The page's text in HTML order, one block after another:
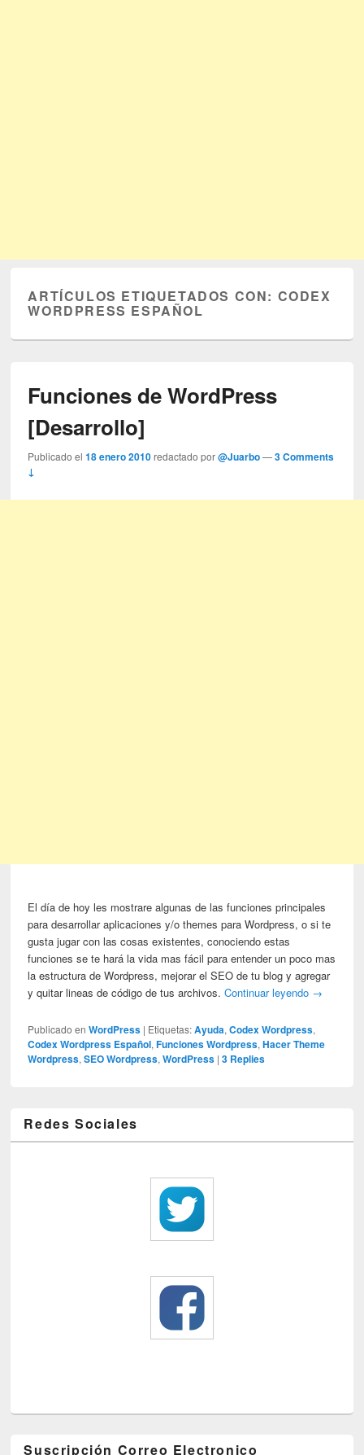
ARTÍCULOS ETIQUETADOS CON: CODEX
WORDPRESS ESPAÑOL
Funciones de WordPress
[Desarrollo]
Publicado el18 enero 2010 redactado por@Juarbo —3 Comments
↓
El día de hoy les mostrare algunas de las funciones principales
para desarrollar aplicaciones y/o themes para Wordpress, o si te
gusta jugar con las cosas existentes, conociendo estas
funciones se te hará la vida mas fácil para entender un poco mas
la estructura de Wordpress, mejorar el SEO de tu blog y agregar
y quitar lineas de código de tus archivos.Continuar leyendo →
Publicado en WordPress | Etiquetas: Ayuda,Codex Wordpress,
Codex Wordpress Español,Funciones Wordpress,Hacer Theme
Wordpress,SEO Wordpress,WordPress |3 Replies
Redes Sociales
Suscripción Correo Electronico